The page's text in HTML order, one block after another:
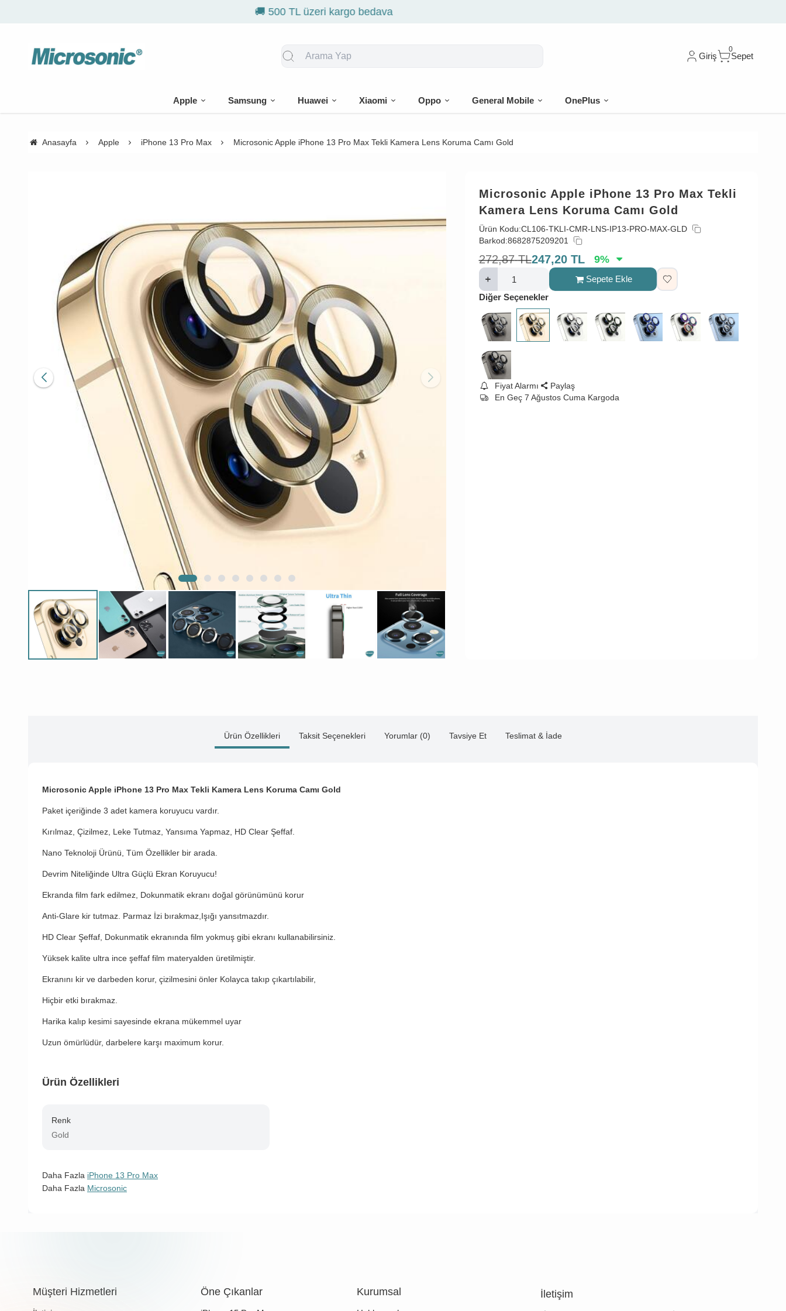
🎁 İlk siparişe %10 indirim
Giriş
0
Sepet
Apple Samsung Huawei Xiaomi Oppo General Mobile OnePlus
Anasayfa Apple iPhone 13 Pro Max Microsonic Apple iPhone 13 Pro Max Tekli Kamera Lens Koruma Camı Gold
Microsonic Apple iPhone 13 Pro Max Tekli
Kamera Lens Koruma Camı Gold
Ürün Kodu:CL106-TKLI-CMR-LNS-IP13-PRO-MAX-GLD
Barkod:8682875209201
272,87 TL247,20 TL 9%
Sepete Ekle
Diğer Seçenekler
Fiyat Alarmı
Paylaş
En Geç 7 Ağustos Cuma Kargoda
Ürün Özellikleri Taksit Seçenekleri Yorumlar (0) Tavsiye Et Teslimat & İade
Microsonic Apple iPhone 13 Pro Max Tekli Kamera Lens Koruma Camı Gold
Paket içeriğinde 3 adet kamera koruyucu vardır.
Kırılmaz, Çizilmez, Leke Tutmaz, Yansıma Yapmaz, HD Clear Şeffaf.
Nano Teknoloji Ürünü, Tüm Özellikler bir arada.
Devrim Niteliğinde Ultra Güçlü Ekran Koruyucu!
Ekranda film fark edilmez, Dokunmatik ekranı doğal görünümünü korur
Anti-Glare kir tutmaz. Parmaz İzi bırakmaz,Işığı yansıtmazdır.
HD Clear Şeffaf, Dokunmatik ekranında film yokmuş gibi ekranı kullanabilirsiniz.
Yüksek kalite ultra ince şeffaf film materyalden üretilmiştir.
Ekranını kir ve darbeden korur, çizilmesini önler Kolayca takıp çıkartılabilir,
Hiçbir etki bırakmaz.
Harika kalıp kesimi sayesinde ekrana mükemmel uyar
Uzun ömürlüdür, darbelere karşı maximum korur.
Ürün Özellikleri
Renk
Gold
Daha Fazla iPhone 13 Pro Max
Daha Fazla Microsonic
Müşteri Hizmetleri Öne Çıkanlar Kurumsal İletişim